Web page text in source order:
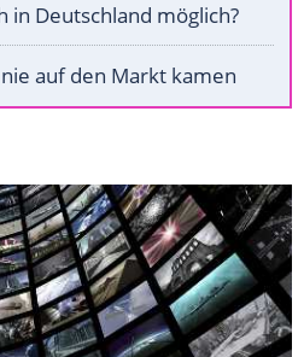
in Deutschland möglich?
auf den Markt kamen